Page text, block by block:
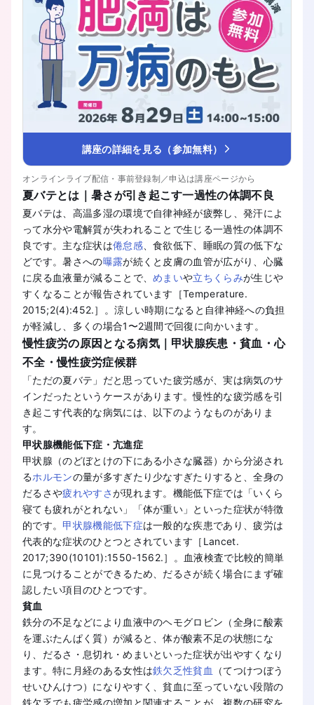
講座の詳細を見る（参加無料）
オンラインライブ配信・事前登録制／申込は講座ページから
夏バテとは｜暑さが引き起こす一過性の体調不良
夏バテは、高温多湿の環境で自律神経が疲弊し、発汗によ
って水分や電解質が失われることで生じる一過性の体調不
良です。主な症状は倦怠感、食欲低下、睡眠の質の低下な
どです。暑さへの曝露が続くと皮膚の血管が広がり、心臓
に戻る血液量が減ることで、めまいや立ちくらみが生じや
すくなることが報告されています［Temperature.
2015;2(4):452.］。涼しい時期になると自律神経への負担
が軽減し、多くの場合1〜2週間で回復に向かいます。
慢性疲労の原因となる病気｜甲状腺疾患・貧血・心
不全・慢性疲労症候群
「ただの夏バテ」だと思っていた疲労感が、実は病気のサ
インだったというケースがあります。慢性的な疲労感を引
き起こす代表的な病気には、以下のようなものがありま
す。
甲状腺機能低下症・亢進症
甲状腺（のどぼとけの下にある小さな臓器）から分泌され
るホルモンの量が多すぎたり少なすぎたりすると、全身の
だるさや疲れやすさが現れます。機能低下症では「いくら
寝ても疲れがとれない」「体が重い」といった症状が特徴
的です。 甲状腺機能低下症は一般的な疾患であり、疲労は
代表的な症状のひとつとされています［Lancet.
2017;390(10101):1550-1562.］。血液検査で比較的簡単
に見つけることができるため、だるさが続く場合にまず確
認したい項目のひとつです。
貧血
鉄分の不足などにより血液中のヘモグロビン（全身に酸素
を運ぶたんぱく質）が減ると、体が酸素不足の状態にな
り、だるさ・息切れ・めまいといった症状が出やすくなり
ます。特に月経のある女性は鉄欠乏性貧血
（てつけつぼう
せいひんけつ）になりやすく、貧血に至っていない段階の
鉄欠乏でも疲労感の増加と関連することが、複数の研究を